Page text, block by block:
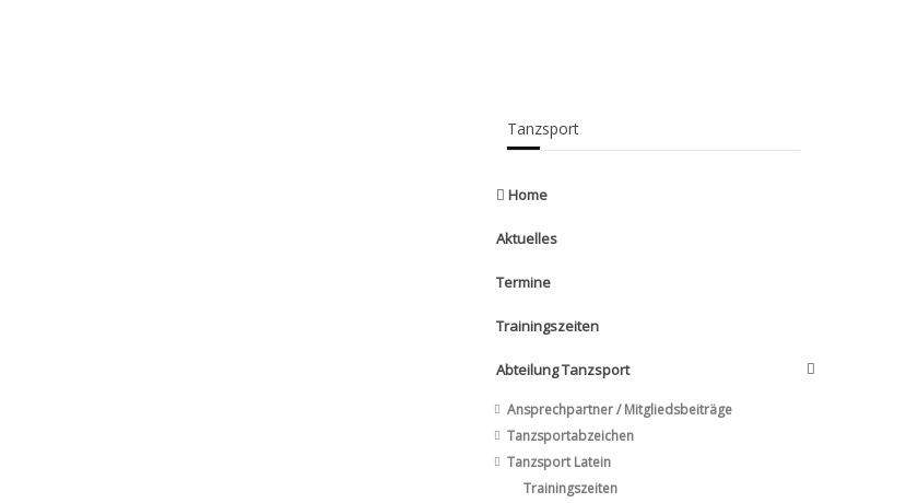
Tanzsport
Home
Aktuelles
Termine
Trainingszeiten
Abteilung Tanzsport
Ansprechpartner / Mitgliedsbeiträge
Tanzsportabzeichen
Tanzsport Latein
Trainingszeiten